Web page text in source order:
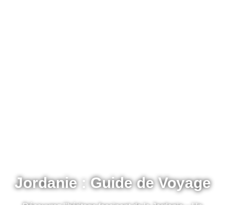
Jordanie : Guide de Voyage